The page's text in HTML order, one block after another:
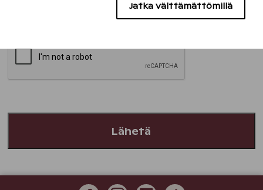
tietosuojaselosteen*
Jatka välttämättömillä